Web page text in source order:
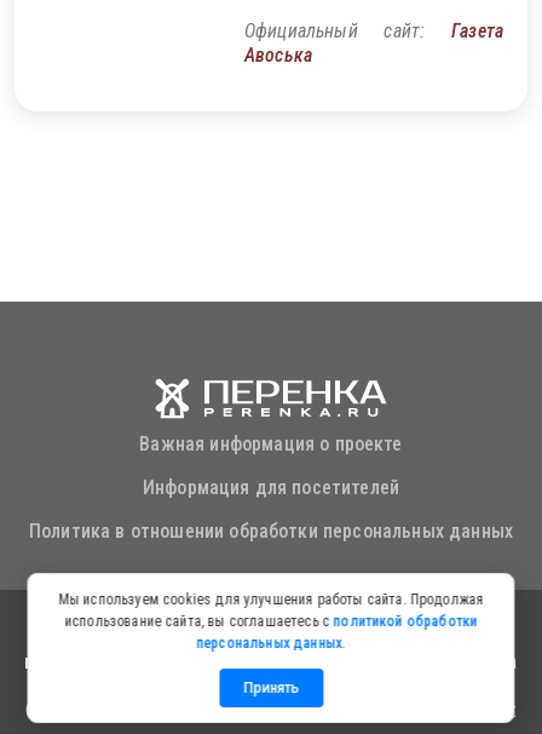
Официальный сайт:Газета
Авоська
Важная информация о проекте
Информация для посетителей
Политика в отношении обработки персональных данных
Новостной агрегатор "ПЕРЕНКА.RU" с
использованием Искусственного Интеллекта
. Все права
защищены
Сервис работает на платформе Искусственного Интеллекта:
Мы используем cookies для улучшения работы сайта. Продолжая
использование сайта, вы соглашаетесь сполитикой обработки
персональных данных.
Принять